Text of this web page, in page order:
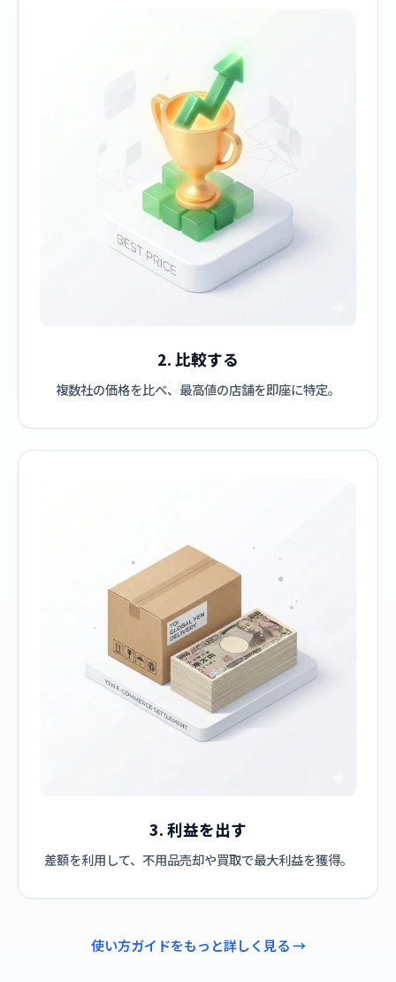
2. 比較する
複数社の価格を比べ、最高値の店舗を即座に特定。
3. 利益を出す
差額を利用して、不用品売却や買取で最大利益を獲得。
使い方ガイドをもっと詳しく見る →